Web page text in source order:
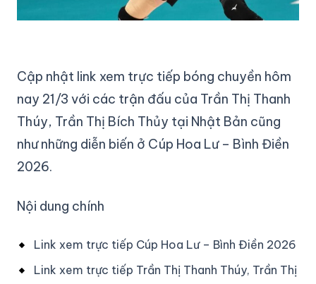
Cập nhật link xem trực tiếp bóng chuyền hôm
nay 21/3 với các trận đấu của Trần Thị Thanh
Thúy, Trần Thị Bích Thủy tại Nhật Bản cũng
như những diễn biến ở Cúp Hoa Lư – Bình Điền
2026.
Nội dung chính
Link xem trực tiếp Cúp Hoa Lư – Bình Điền 2026
Link xem trực tiếp Trần Thị Thanh Thúy, Trần Thị